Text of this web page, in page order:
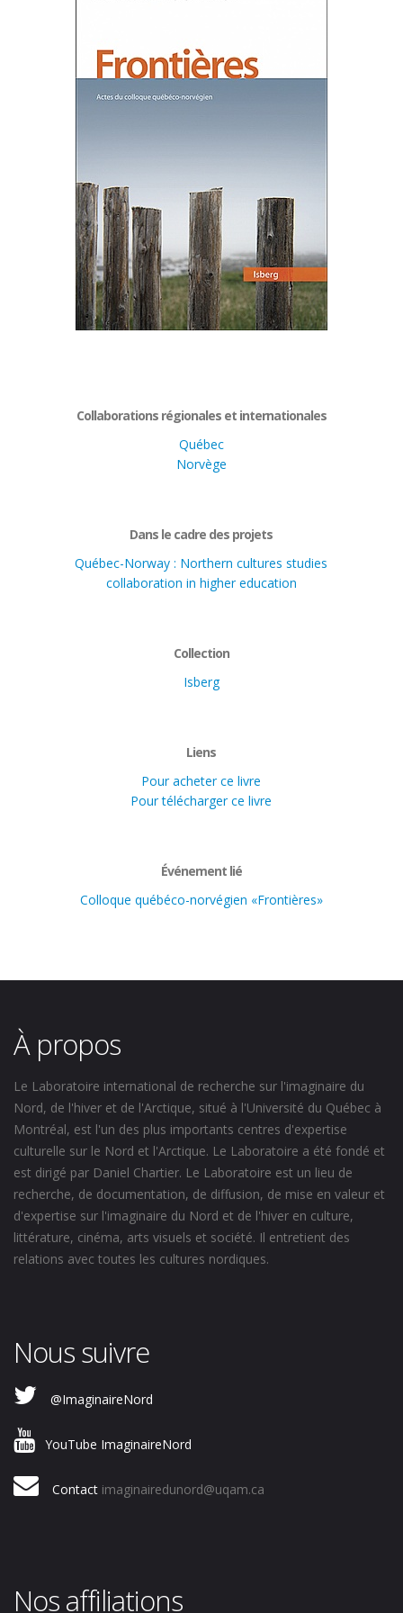
Collaborations régionales et internationales
Québec
Norvège
Dans le cadre des projets
Québec-Norway : Northern cultures studies
collaboration in higher education
Collection
Isberg
Liens
Pour acheter ce livre
Pour télécharger ce livre
Événement lié
Colloque québéco-norvégien «Frontières»
À propos
Le Laboratoire international de recherche sur l'imaginaire du
Nord, de l'hiver et de l'Arctique, situé à l'Université du Québec à
Montréal, est l'un des plus importants centres d'expertise
culturelle sur le Nord et l'Arctique. Le Laboratoire a été fondé et
est dirigé par Daniel Chartier. Le Laboratoire est un lieu de
recherche, de documentation, de diffusion, de mise en valeur et
d'expertise sur l'imaginaire du Nord et de l'hiver en culture,
littérature, cinéma, arts visuels et société. Il entretient des
relations avec toutes les cultures nordiques.
Nous suivre
@ImaginaireNord
YouTube ImaginaireNord
Contact imaginairedunord@uqam.ca
Nos affiliations